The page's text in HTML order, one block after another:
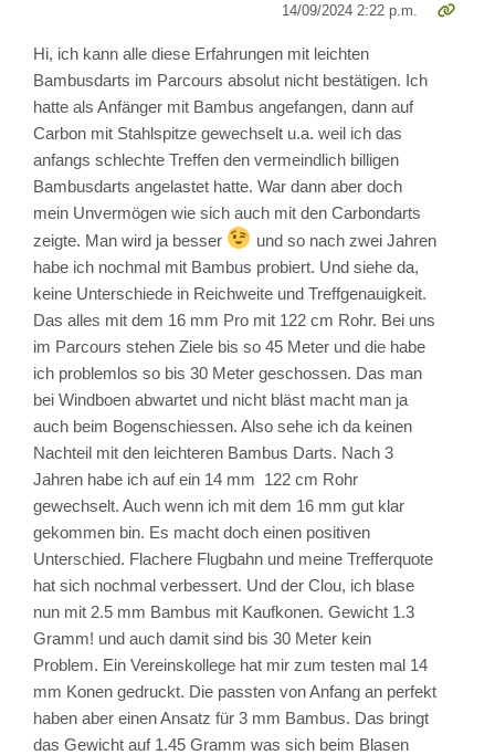
14/09/2024 2:22 p.m.
Hi, ich kann alle diese Erfahrungen mit leichten
Bambusdarts im Parcours absolut nicht bestätigen. Ich
hatte als Anfänger mit Bambus angefangen, dann auf
Carbon mit Stahlspitze gewechselt u.a. weil ich das
anfangs schlechte Treffen den vermeindlich billigen
Bambusdarts angelastet hatte. War dann aber doch
mein Unvermögen wie sich auch mit den Carbondarts
zeigte. Man wird ja besser
und so nach zwei Jahren
habe ich nochmal mit Bambus probiert. Und siehe da,
keine Unterschiede in Reichweite und Treffgenauigkeit.
Das alles mit dem 16 mm Pro mit 122 cm Rohr. Bei uns
im Parcours stehen Ziele bis so 45 Meter und die habe
ich problemlos so bis 30 Meter geschossen. Das man
bei Windboen abwartet und nicht bläst macht man ja
auch beim Bogenschiessen. Also sehe ich da keinen
Nachteil mit den leichteren Bambus Darts. Nach 3
Jahren habe ich auf ein 14 mm 122 cm Rohr
gewechselt. Auch wenn ich mit dem 16 mm gut klar
gekommen bin. Es macht doch einen positiven
Unterschied. Flachere Flugbahn und meine Trefferquote
hat sich nochmal verbessert. Und der Clou, ich blase
nun mit 2.5 mm Bambus mit Kaufkonen. Gewicht 1.3
Gramm! und auch damit sind bis 30 Meter kein
Problem. Ein Vereinskollege hat mir zum testen mal 14
mm Konen gedruckt. Die passten von Anfang an perfekt
haben aber einen Ansatz für 3 mm Bambus. Das bringt
das Gewicht auf 1.45 Gramm was sich beim Blasen